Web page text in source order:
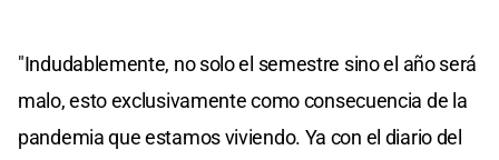
"Indudablemente, no solo el semestre sino el año será
malo, esto exclusivamente como consecuencia de la
pandemia que estamos viviendo. Ya con el diario del